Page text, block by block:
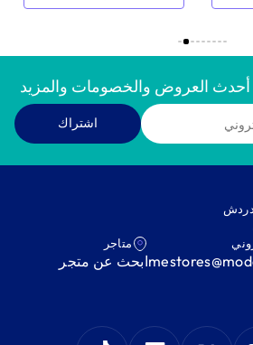
العروض والخصومات والمزيد
اشتراك
متاجر
ابحث عن متجر